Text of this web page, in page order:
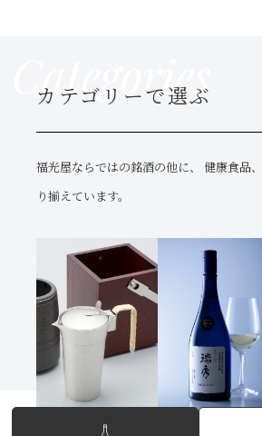
Categories
カテゴリーで選ぶ
福光屋ならではの銘酒の他に、
健康食品
り揃えています。